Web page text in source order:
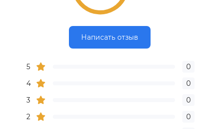
Написать отзыв
5
0
4
0
3
0
2
0